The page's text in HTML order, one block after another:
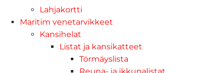
Lahjakortti
Maritim venetarvikkeet
Kansihelat
Listat ja kansikatteet
Törmäyslista